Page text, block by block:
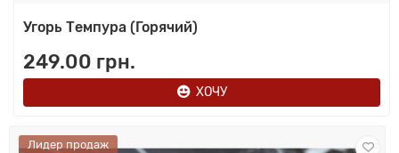
Угорь Темпура (Горячий)
249.00 грн.
ХОЧУ
Лидер продаж